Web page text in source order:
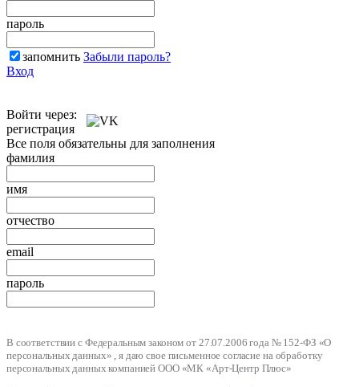
пароль
запомнить Забыли пароль?
Вход
Войти через:
регистрация
Все поля обязательны для заполнения
фамилия
имя
отчество
email
пароль
В соответствии с Федеральным законом от 27.07.2006 года № 152-ФЗ «О
персональных данных» , я даю свое письменное согласие на обработку
персональных данных компанией ООО «МК «Арт-Центр Плюс»